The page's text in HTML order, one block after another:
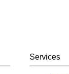
Services